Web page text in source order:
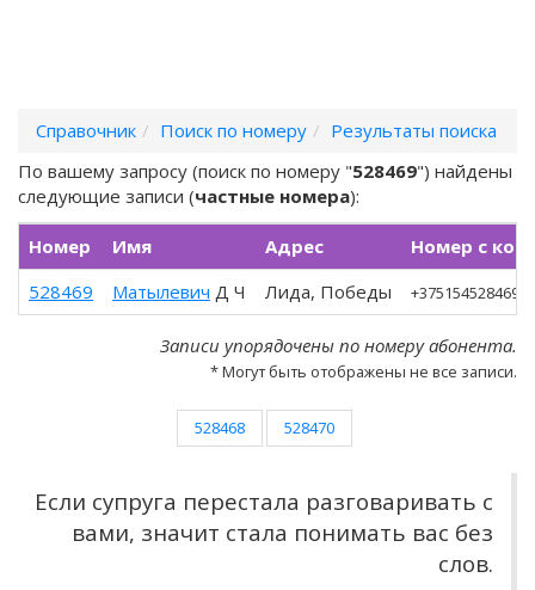
Справочник Поиск по номеру
Результаты поиска
По вашему запросу (поиск по номеру "528469") найдены
следующие записи (частные номера):
Номер Имя Адрес
Номер с
528469
Матылевич Д Ч Лида, Победы +375154528469
Записи упорядочены по номеру абонента.
* Могут быть отображены не все записи.
528468 528470
Если супруга перестала разговаривать с
вами, значит стала понимать вас без
слов.